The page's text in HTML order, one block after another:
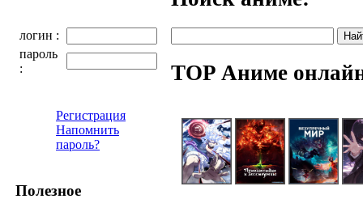
логин :
пароль
:
Регистрация
Напомнить
пароль?
Полезное
TOP Аниме